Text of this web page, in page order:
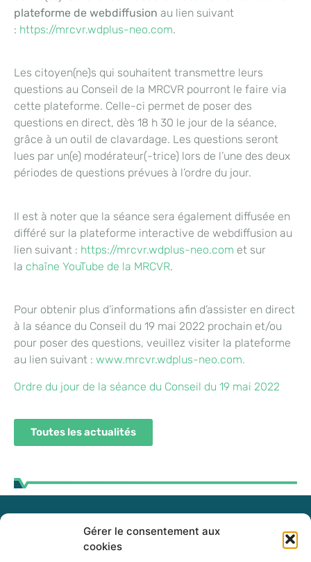
Gérer le consentement aux
cookies
plateforme de webdiffusion au lien suivant
: https://mrcvr.wdplus-neo.com.
Les citoyen(ne)s qui souhaitent transmettre leurs
questions au Conseil de la MRCVR pourront le faire via
cette plateforme. Celle-ci permet de poser des
questions en direct, dès 18 h 30 le jour de la séance,
grâce à un outil de clavardage. Les questions seront
lues par un(e) modérateur(-trice) lors de l’une des deux
périodes de questions prévues à l’ordre du jour.
Il est à noter que la séance sera également diffusée en
différé sur la plateforme interactive de webdiffusion au
lien suivant : https://mrcvr.wdplus-neo.com et sur
la chaîne YouTube de la MRCVR.
Pour obtenir plus d’informations afin d’assister en direct
à la séance du Conseil du 19 mai 2022 prochain et/ou
pour poser des questions, veuillez visiter la plateforme
au lien suivant : www.mrcvr.wdplus-neo.com.
Ordre du jour de la séance du Conseil du 19 mai 2022
Toutes les actualités
255, boul. Laurier, bureau 100
McMasterville (Québec)